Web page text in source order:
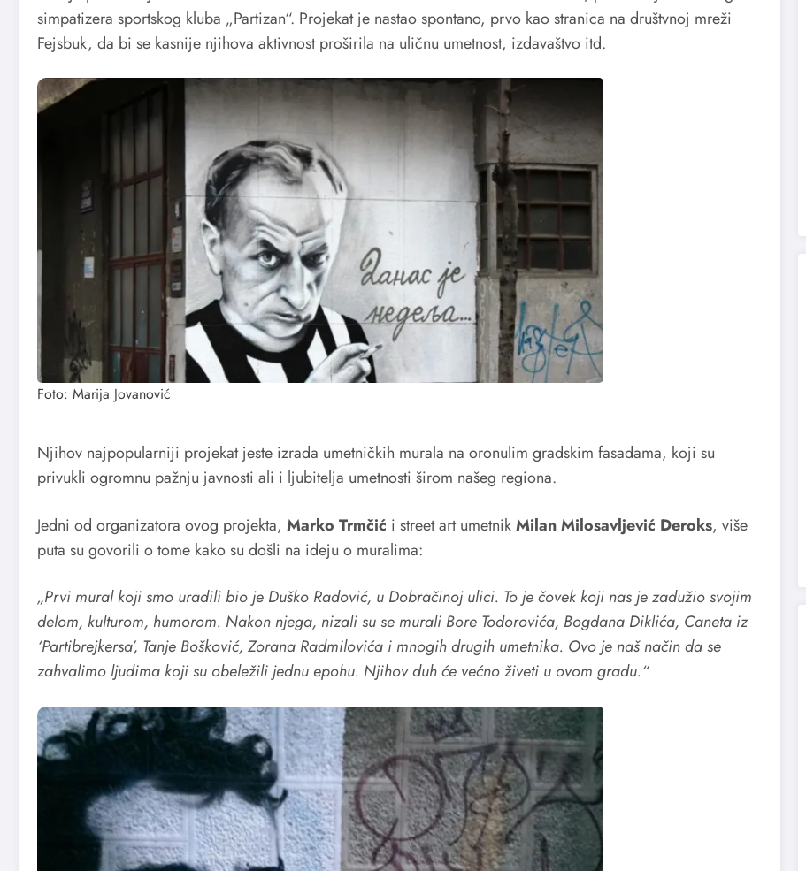
simpatizera sportskog kluba „Partizan“. Projekat je nastao spontano, prvo kao stranica na društvnoj mreži
Fejsbuk, da bi se kasnije njihova aktivnost proširila na uličnu umetnost, izdavaštvo itd.
Foto: Marija Jovanović
Njihov najpopularniji projekat jeste izrada umetničkih murala na oronulim gradskim fasadama, koji su
privukli ogromnu pažnju javnosti ali i ljubitelja umetnosti širom našeg regiona.
Jedni od organizatora ovog projekta, Marko Trmčić i street art umetnikMilan Milosavljević Deroks, više
puta su govorili o tome kako su došli na ideju o muralima:
„Prvi mural koji smo uradili bio je Duško Radović, u Dobračinoj ulici. To je čovek koji nas je zadužio svojim
delom, kulturom, humorom. Nakon njega, nizali su se murali Bore Todorovića, Bogdana Diklića, Caneta iz
‘Partibrejkersa’, Tanje Bošković, Zorana Radmilovića i mnogih drugih umetnika. Ovo je naš način da se
zahvalimo ljudima koji su obeležili jednu epohu. Njihov duh će većno živeti u ovom gradu.“